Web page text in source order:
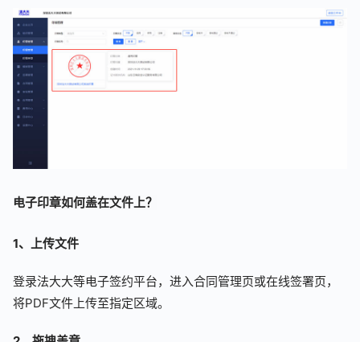
电子印章如何盖在文件上？
1、上传文件
登录法大大等电子签约平台，进入合同管理页或在线签署页，
将PDF文件上传至指定区域。